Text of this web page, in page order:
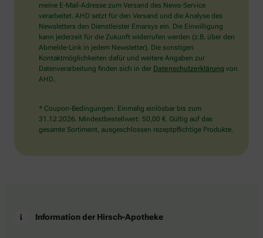
Sie
bitte
den
LKW.
meine E-Mail-Adresse zum Versand des News-Service
verarbeitet. AHD setzt für den Versand und die Analyse des
Newsletters den Dienstleister Emarsys ein. Die Einwilligung
kann jederzeit für die Zukunft widerrufen werden (z.B. über den
Abmelde-Link in jedem Newsletter). Die sonstigen
Kontaktmöglichkeiten dafür und weitere Angaben zur
Datenverarbeitung finden sich in der Datenschutzerklärung von
AHD.
* Coupon-Bedingungen: Einmalig einlösbar bis zum
31.12.2026. Mindestbestellwert: 50,00 €. Gültig auf das
gesamte Sortiment, ausgeschlossen rezeptpflichtige Produkte.
Information der Hirsch-Apotheke